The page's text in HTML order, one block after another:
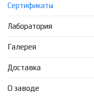
Сертификаты
Лаборатория
Галерея
Доставка
О заводе